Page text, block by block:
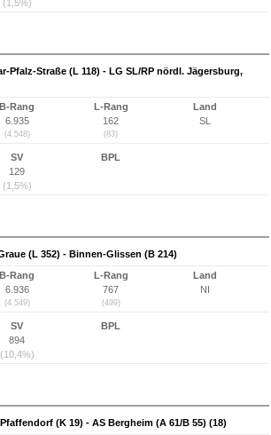
(1,5%)
Pfalz-Straße (L 118) - LG SL/RP nördl. Jägersburg,
B-Rang
6.935
(4.548)
L-Rang
162
(83)
Land
SL
SV
129
(1,5%)
BPL
(L 352) - Binnen-Glissen (B 214)
B-Rang
6.936
(4.549)
L-Rang
767
(499)
Land
NI
SV
894
(10,4%)
BPL
(K 19) - AS Bergheim (A 61/B 55) (18)